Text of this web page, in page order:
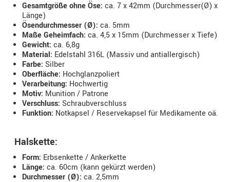
Gesamtgröße ohne Öse: ca. 7 x 42mm (Durchmesser(Ø) x
Länge)
Ösendurchmesser (Ø): ca. 5mm
Maße Geheimfach: ca. 4,5 x 15mm (Durchmesser x Tiefe)
Gewicht: ca. 6,8g
Material: Edelstahl 316L (Massiv und antiallergisch)
Farbe: Silber
Oberfläche: Hochglanzpoliert
Verarbeitung: Hochwertig
Motiv: Munition / Patrone
Verschluss: Schraubverschluss
Funktion: Notkapsel / Reservekapsel für Medikamente oä.
Halskette:
Form: Erbsenkette / Ankerkette
Länge: ca. 60cm (kann gekürzt werden)
Durchmesser (Ø): ca. 2,5mm